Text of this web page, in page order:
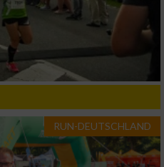
RUN-DEUTSCHLAND